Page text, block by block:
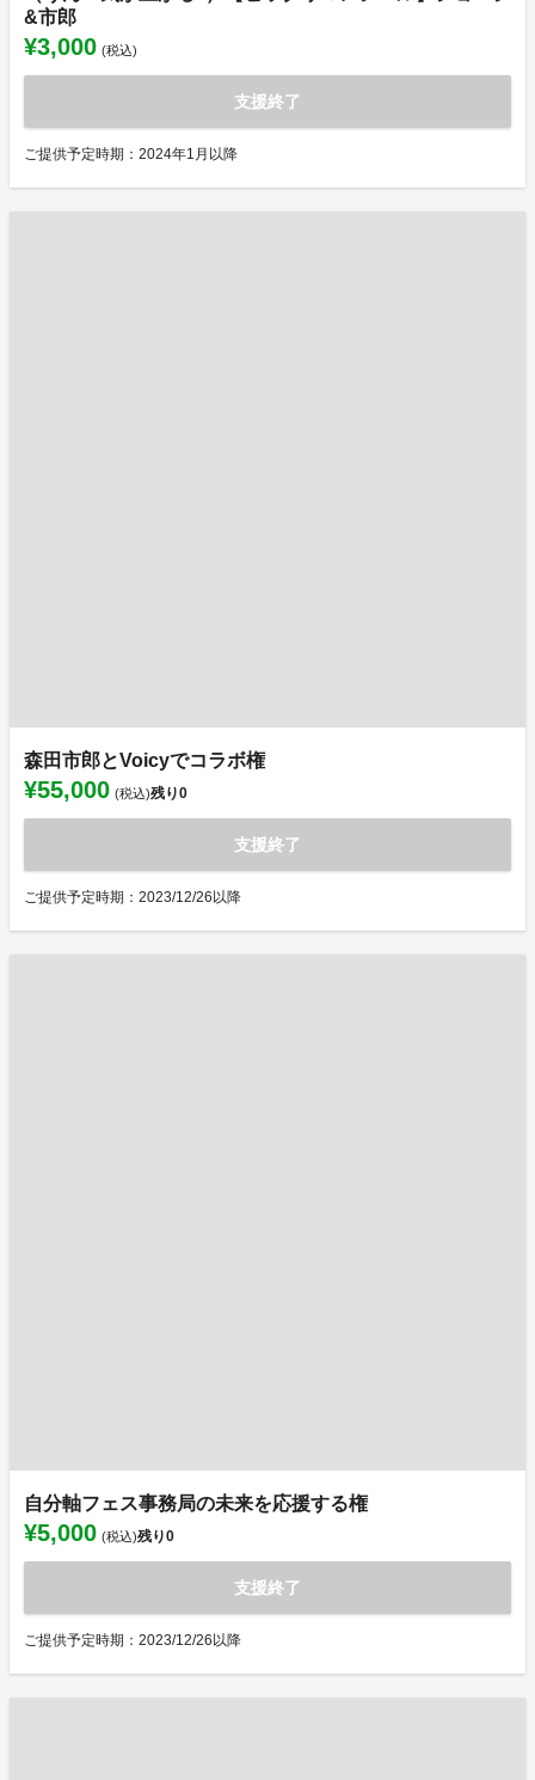
&市郎
¥3,000 (税込)
支援終了
ご提供予定時期：2024年1月以降
森田市郎とVoicyでコラボ権
¥55,000 (税込)残り0
支援終了
ご提供予定時期：2023/12/26以降
自分軸フェス事務局の未来を応援する権
¥5,000 (税込)残り0
支援終了
ご提供予定時期：2023/12/26以降